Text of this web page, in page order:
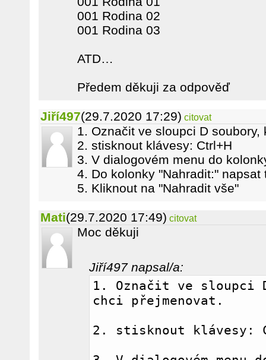
001 Rodina 02
001 Rodina 03
ATD…
Předem děkuji za odpověď
Jiří497(29.7.2020 17:29) citovat
1. Označit ve sloupci D
2. stisknout klávesy: Ctrl+H
3. V dialogovém menu do
4. Do kolonky "Nahradit:"
5. Kliknout na "Nahradit vše"
Mati(29.7.2020 17:49) citovat
Moc děkuji
Jiří497 napsal/a:
1. Označit ve sloupci
chci přejmenovat.
2. stisknout klávesy: